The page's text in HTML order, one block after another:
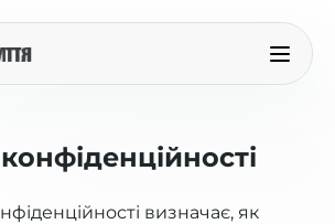
визначає, як